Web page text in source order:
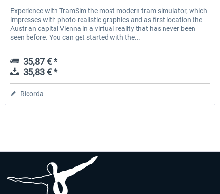
Experience with TramSim the most modern tram simulator, which
impresses with photo-realistic graphics and as first location the
Austrian capital Vienna in a virtual reality that has never been
seen before. You can get started with the...
35,87 € *
35,83 € *
Ricorda